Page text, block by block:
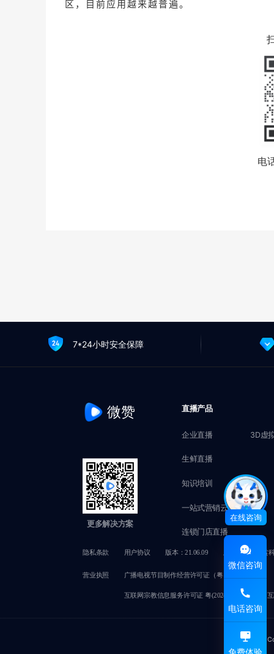
区，目前应用越来越普遍。
电
在线咨询
微信咨询
电话咨询
免费体验
7*24小时安全保障
微赞
更多解决方案
直播产品
企业直播
生鲜直播
知识培训
一站式营销云
连锁门店直播
3D虚
隐私条款 用户协议 版本：21.06.09 版权所有@赞赏
营业执照 广播电视节目制作经营许可证（粤）字第02749号
互联网宗教信息服务许可证 粤(2024)0000050